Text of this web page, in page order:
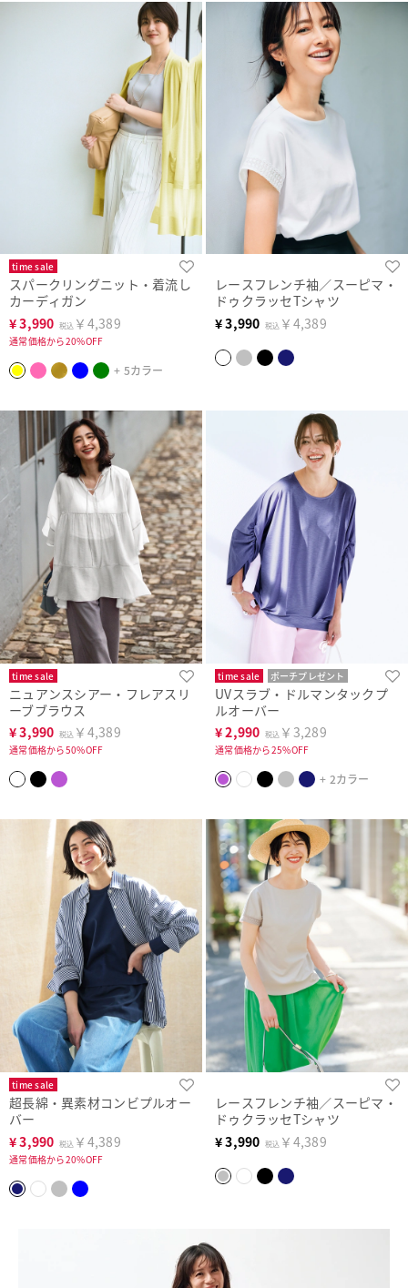
time sale
スパークリングニット・着流し
カーディガン
¥3,990 税込 ￥4,389
通常価格から20%OFF
+ 5カラー
レースフレンチ袖／スーピマ・
ドゥクラッセTシャツ
¥3,990 税込 ￥4,389
time sale
ニュアンスシアー・フレアスリ
ーブブラウス
¥3,990 税込 ￥4,389
通常価格から50%OFF
time sale
ポーチプレゼント
WEB限定
洗濯機可
UVスラブ・ドルマンタックプ
ルオーバー
¥2,990 税込 ￥3,289
通常価格から25%OFF
+ 2カラー
time sale
超長綿・異素材コンビプルオー
バー
¥3,990 税込 ￥4,389
通常価格から20%OFF
レースフレンチ袖／スーピマ・
ドゥクラッセTシャツ
¥3,990 税込 ￥4,389